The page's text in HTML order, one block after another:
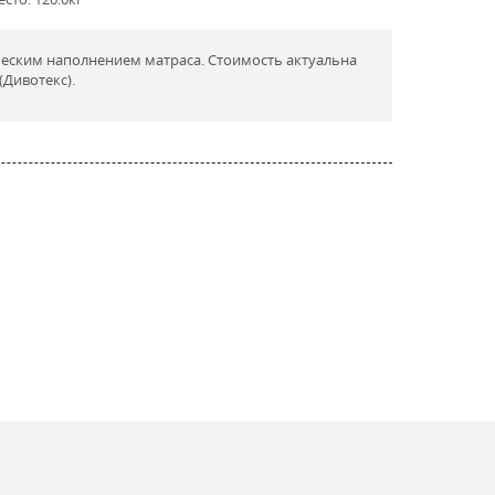
наполнением матраса. Стоимость актуальна